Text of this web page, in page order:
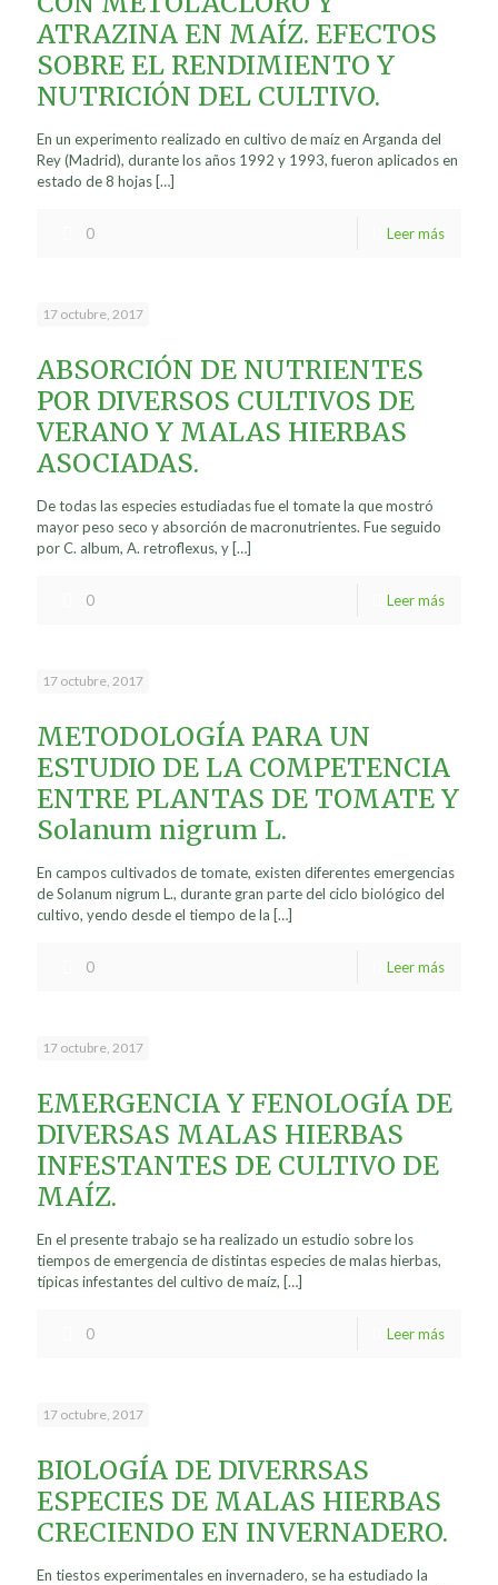
ATRAZINA EN MAÍZ. EFECTOS
SOBRE EL RENDIMIENTO Y
NUTRICIÓN DEL CULTIVO.
En un experimento realizado en cultivo de maíz en Arganda del
Rey (Madrid), durante los años 1992 y 1993, fueron aplicados en
estado de 8 hojas […]
0 Leer más
17 octubre, 2017
ABSORCIÓN DE NUTRIENTES
POR DIVERSOS CULTIVOS DE
VERANO Y MALAS HIERBAS
ASOCIADAS.
De todas las especies estudiadas fue el tomate la que mostró
mayor peso seco y absorción de macronutrientes. Fue seguido
por C. album, A. retroflexus, y […]
0 Leer más
17 octubre, 2017
METODOLOGÍA PARA UN
ESTUDIO DE LA COMPETENCIA
ENTRE PLANTAS DE TOMATE Y
Solanum nigrum L.
En campos cultivados de tomate, existen diferentes emergencias
de Solanum nigrum L., durante gran parte del ciclo biológico del
cultivo, yendo desde el tiempo de la […]
0 Leer más
17 octubre, 2017
EMERGENCIA Y FENOLOGÍA DE
DIVERSAS MALAS HIERBAS
INFESTANTES DE CULTIVO DE
MAÍZ.
En el presente trabajo se ha realizado un estudio sobre los
tiempos de emergencia de distintas especies de malas hierbas,
típicas infestantes del cultivo de maíz, […]
0 Leer más
17 octubre, 2017
BIOLOGÍA DE DIVERRSAS
ESPECIES DE MALAS HIERBAS
CRECIENDO EN INVERNADERO.
En tiestos experimentales en invernadero, se ha estudiado la